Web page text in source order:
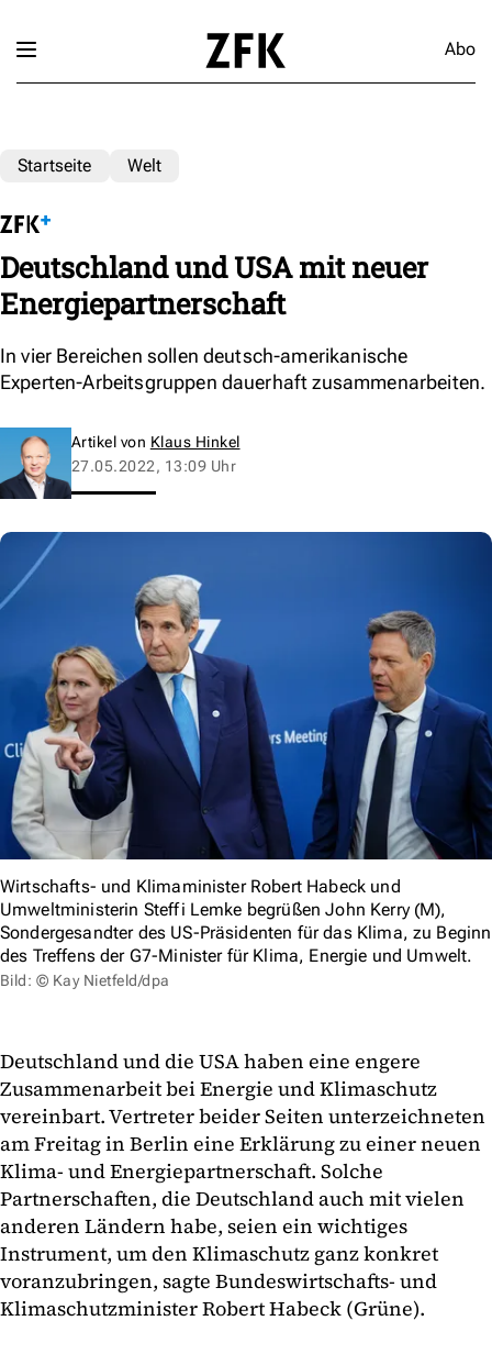
Abo
Startseite Welt
Deutschland und USA mit neuer
Energiepartnerschaft
In vier Bereichen sollen deutsch-amerikanische
Experten-Arbeitsgruppen dauerhaft zusammenarbeiten.
Artikel von Klaus Hinkel
27.05.2022, 13:09 Uhr
Wirtschafts- und Klimaminister Robert Habeck und
Umweltministerin Steffi Lemke begrüßen John Kerry (M),
Sondergesandter des US-Präsidenten für das Klima, zu Beginn
des Treffens der G7-Minister für Klima, Energie und Umwelt.
Bild: © Kay Nietfeld/dpa
Deutschland und die USA haben eine engere
Zusammenarbeit bei Energie und Klimaschutz
vereinbart. Vertreter beider Seiten unterzeichneten
am Freitag in Berlin eine Erklärung zu einer neuen
Klima- und Energiepartnerschaft. Solche
Partnerschaften, die Deutschland auch mit vielen
anderen Ländern habe, seien ein wichtiges
Instrument, um den Klimaschutz ganz konkret
voranzubringen, sagte Bundeswirtschafts- und
Klimaschutzminister Robert Habeck (Grüne).